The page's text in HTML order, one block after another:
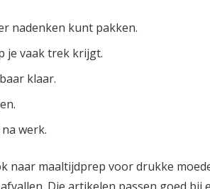
nadenken kunt pakken.
je vaak trek krijgt.
klaar.
werk.
naar maaltijdprep voor drukke